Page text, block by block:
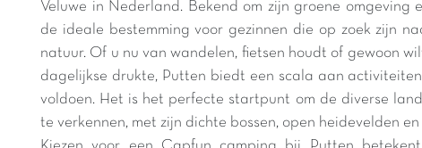
Veluwe in Nederland. Bekend om zijn groene omgeving
de ideale bestemming voor gezinnen die op zoek zijn
natuur. Of u nu van wandelen, fietsen houdt of gewoon
dagelijkse drukte, Putten biedt een scala aan
voldoen. Het is het perfecte startpunt om de diverse
te verkennen, met zijn dichte bossen, open heidevelden